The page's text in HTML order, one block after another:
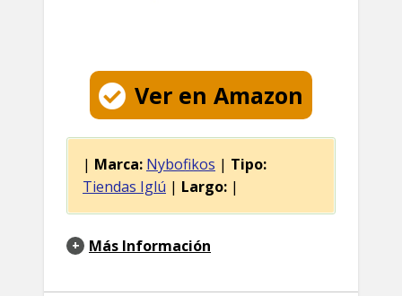
Ver en Amazon
| Marca: Nybofikos | Tipo:
Tiendas Iglú | Largo: |
Más Información